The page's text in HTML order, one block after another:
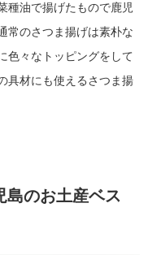
種油で揚げたもので鹿児
常のさつま揚げは素朴な
色々なトッピングをして
具材にも使えるさつま揚
島のお土産ベス